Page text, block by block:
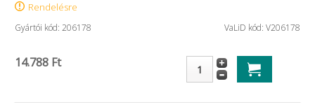
Rendelésre
Gyártói kód: 206178 VaLiD kód: V206178
14.788 Ft